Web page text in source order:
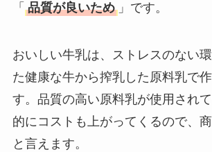
い？高
の理由
方法も
「 品質が良いため 」です。
おいしい牛乳は、ストレスのない
た健康な牛から搾乳した原料乳で
す。品質の高い原料乳が使用され
的にコストも上がってくるので、
と言えます。